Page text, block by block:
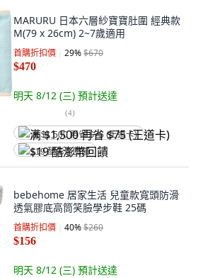
MARURU 日本六層紗寶寶肚圍 經典款
M(79 x 26cm) 2~7歲適用
首購折扣價 29%$670
$470
明天 8/12 (三) 預計送達
(4)
满 $1,500 再省 $75 (王道卡)
$19 酷澎幣回饋
bebehome 居家生活 兒童款寬頭防滑
透氣膠底高筒笑臉學步鞋 25碼
首購折扣價 40%$260
$156
明天 8/12 (三) 預計送達